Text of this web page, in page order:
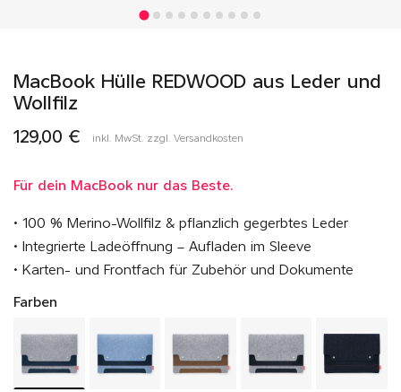
MacBook Hülle REDWOOD aus Leder und
Wollfilz
129,00 € inkl. MwSt. zzgl. Versandkosten
Für dein MacBook nur das Beste.
• 100 % Merino-Wollfilz & pflanzlich gegerbtes Leder
• Integrierte Ladeöffnung – Aufladen im Sleeve
• Karten- und Frontfach für Zubehör und Dokumente
Farben